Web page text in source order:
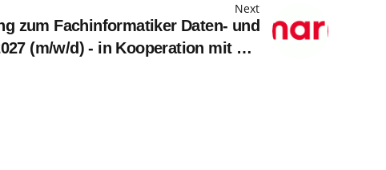
Next
zum Fachinformatiker Daten- und
(m/w/d) - in Kooperation mit der